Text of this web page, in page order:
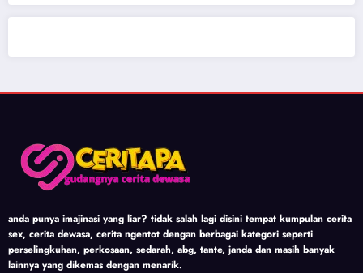
anda punya imajinasi yang liar? tidak salah lagi disini tempat kumpulan cerita
sex, cerita dewasa, cerita ngentot dengan berbagai kategori seperti
perselingkuhan, perkosaan, sedarah, abg, tante, janda dan masih banyak
lainnya yang dikemas dengan menarik.